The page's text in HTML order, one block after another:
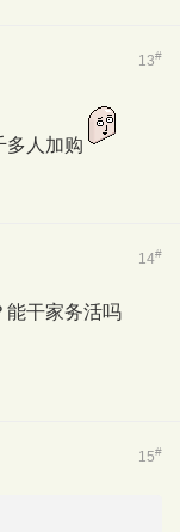
13#
多人加购
14#
能干家务活吗
15#